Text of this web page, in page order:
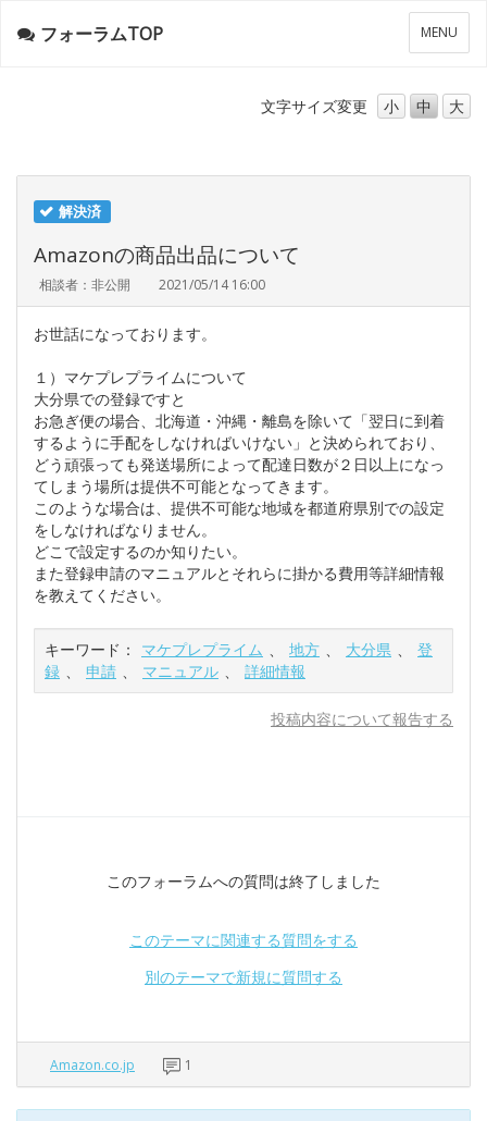
メ
ニ
ー
MENU
フォーラムTOP
文字サイズ変更 小 中 大
解決済
Amazonの商品出品について
相談者：非公開 2021/05/14 16:00
お世話になっております。
１）マケプレプライムについて
大分県での登録ですと
お急ぎ便の場合、北海道・沖縄・離島を除いて「翌日に到着
するように手配をしなければいけない」と決められており、
どう頑張っても発送場所によって配達日数が２日以上になっ
てしまう場所は提供不可能となってきます。
このような場合は、提供不可能な地域を都道府県別での設定
をしなければなりません。
どこで設定するのか知りたい。
また登録申請のマニュアルとそれらに掛かる費用等詳細情報
を教えてください。
キーワード： マケプレプライム 、 地方 、 大分県 、
登
録 、 申請 、 マニュアル 、 詳細情報
投稿内容について報告する
このフォーラムへの質問は終了しました
このテーマに関連する質問をする
別のテーマで新規に質問する
Amazon.co.jp 1